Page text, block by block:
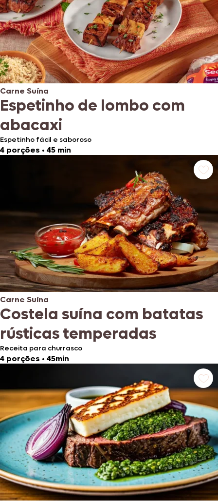
Carne Suína
Espetinho de lombo com
abacaxi
Espetinho fácil e saboroso
4 porções • 45 min
Carne Suína
Costela suína com batatas
rústicas temperadas
Receita para churrasco
4 porções • 45min